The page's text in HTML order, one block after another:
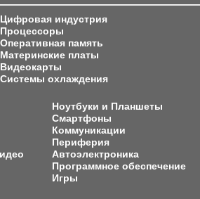
Цифровая индустрия
Процессоры
Оперативная память
Материнские платы
Видеокарты
Системы охлаждения
Ноутбуки и Планшеты
Смартфоны
Коммуникации
Периферия
Автоэлектроника
Программное обеспечение
Игры